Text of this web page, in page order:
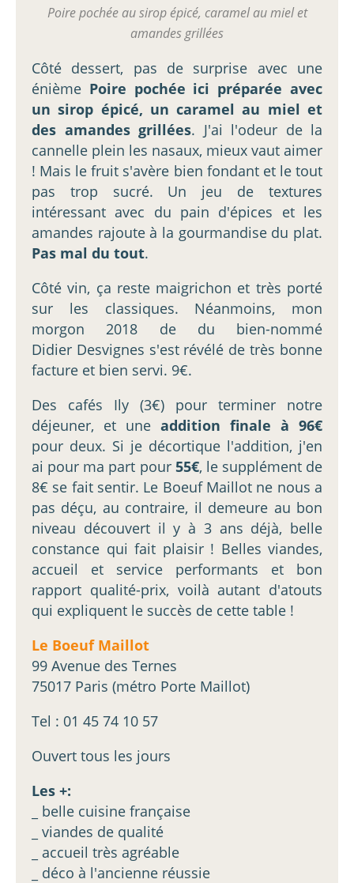
Poire pochée au sirop épicé, caramel au miel et
amandes grillées
Côté dessert, pas de surprise avec une
énième Poire pochée ici préparée avec
un sirop épicé, un caramel au miel et
des amandes grillées. J'ai l'odeur de la
cannelle plein les nasaux, mieux vaut aimer
! Mais le fruit s'avère bien fondant et le tout
pas trop sucré. Un jeu de textures
intéressant avec du pain d'épices et les
amandes rajoute à la gourmandise du plat.
Pas mal du tout.
Côté vin, ça reste maigrichon et très porté
sur les classiques. Néanmoins, mon
morgon 2018 de du bien-nommé
Didier Desvignes s'est révélé de très bonne
facture et bien servi. 9€.
Des cafés Ily (3€) pour terminer notre
déjeuner, et une addition finale à 96€
pour deux. Si je décortique l'addition, j'en
ai pour ma part pour 55€, le supplément de
8€ se fait sentir. Le Boeuf Maillot ne nous a
pas déçu, au contraire, il demeure au bon
niveau découvert il y à 3 ans déjà, belle
constance qui fait plaisir ! Belles viandes,
accueil et service performants et bon
rapport qualité-prix, voilà autant d'atouts
qui expliquent le succès de cette table !
Le Boeuf Maillot
99 Avenue des Ternes
75017 Paris (métro Porte Maillot)
Tel : 01 45 74 10 57
Ouvert tous les jours
Les +:
_ belle cuisine française
_ viandes de qualité
_ accueil très agréable
_ déco à l'ancienne réussie